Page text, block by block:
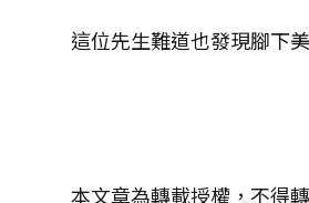
這位先生難道也發現腳下
本文章為轉載授權，不得